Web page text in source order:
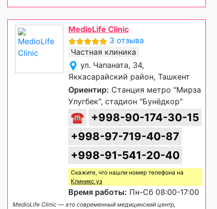
MedioLife Clinic
3 отзыва
Частная клиника
ул. Чапаната, 34,
Яккасарайский район, Ташкент
Ориентир: Станция метро "Мирза
Улугбек", стадион "Бунёдкор"
☎
+998-90-174-30-15
+998-97-719-40-87
+998-91-541-20-40
Скажите, что нашли номер телефона на
Клиникс уз
Время работы: Пн-Сб 08:00-17:00
MedioLife Clinic — это современный медицинский центр,